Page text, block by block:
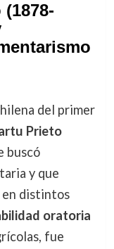
del primer
Prieto
buscó
y que
en distintos
oratoria
fue